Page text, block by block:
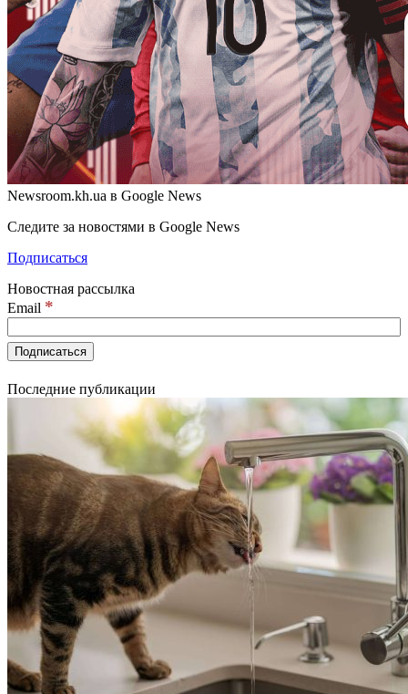
Newsroom.kh.ua в Google News
Следите за новостями в Google News
Подписаться
Новостная рассылка
Email *
Последние публикации